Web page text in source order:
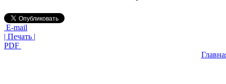
E-mail
| Печать |
PDF